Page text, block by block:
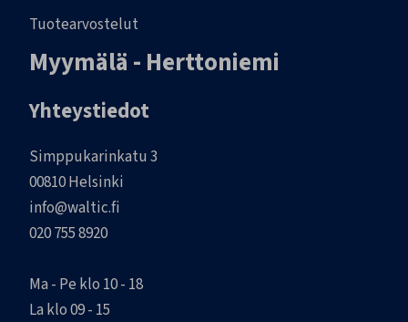
Tuotearvostelut
Myymälä - Herttoniemi
Yhteystiedot
Simppukarinkatu 3
00810 Helsinki
info@waltic.fi
020 755 8920
Ma - Pe klo 10 - 18
La klo 09 - 15